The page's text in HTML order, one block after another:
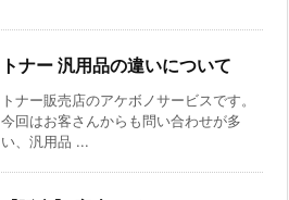
トナー 汎用品の違いについて
トナー販売店のアケボノサービスです。
今回はお客さんからも問い合わせが多
い、汎用品 ...